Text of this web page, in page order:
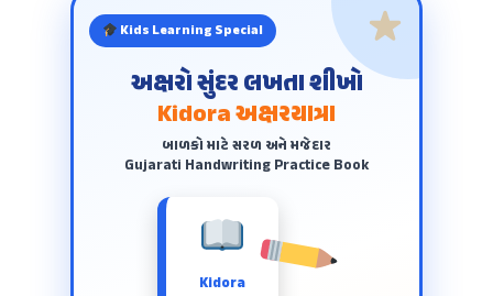
Kids Learning Special
અક્ષરો સુંદર લખતા શીખો
Kidora અક્ષરયાત્રા
બાળકો માટે સરળ અને મજેદાર
Gujarati Handwriting Practice Book
Kidora